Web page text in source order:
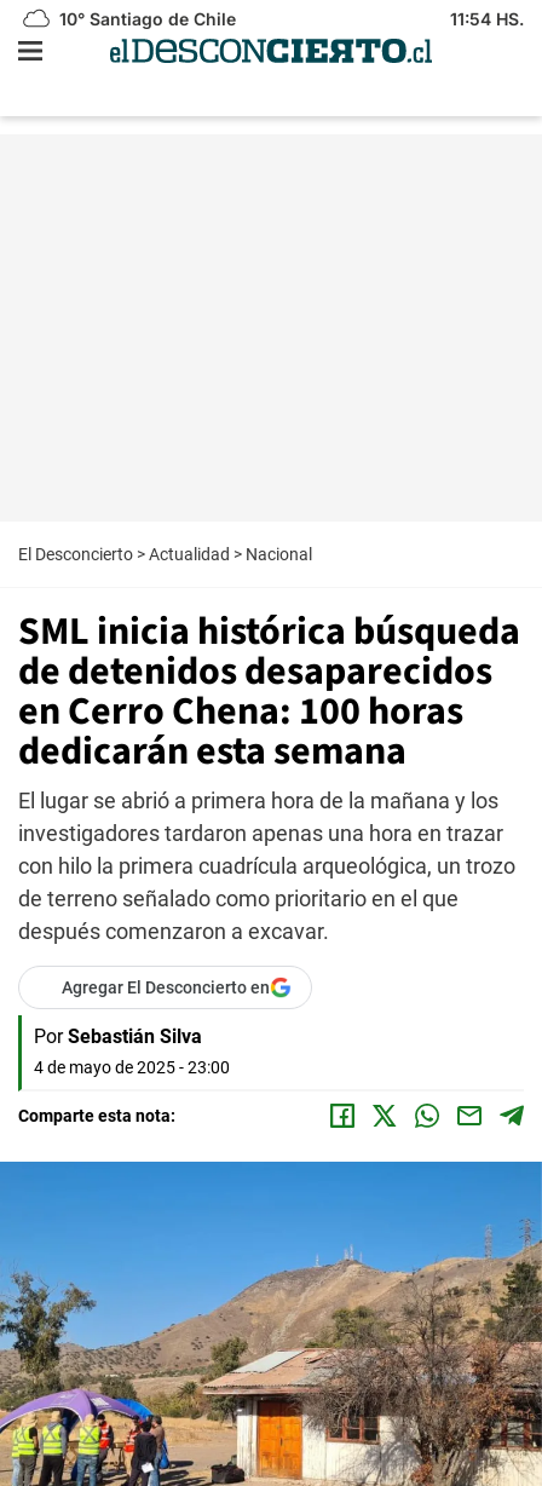
10° Santiago de Chile 11:54 HS.
El Desconcierto >Actualidad > Nacional
SML inicia histórica búsqueda
de detenidos desaparecidos
en Cerro Chena: 100 horas
dedicarán esta semana
El lugar se abrió a primera hora de la mañana y los
investigadores tardaron apenas una hora en trazar
con hilo la primera cuadrícula arqueológica, un trozo
de terreno señalado como prioritario en el que
después comenzaron a excavar.
Agregar El Desconcierto en
Por Sebastián Silva
4 de mayo de 2025 - 23:00
Comparte esta nota: